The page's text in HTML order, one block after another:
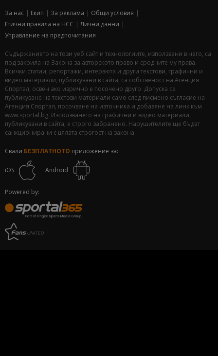
За нас Екип За рекламa
Общи условия
Етични правила на НСС
Лични данни
Управление на предпочитания
Съдържанието на този уеб сайт и технологиите, използвани в него, са
под закрила на Закона за авторското право и сродните му права.
Всички статии, репортажи, интервюта и други текстови, графични и
видео материали, публикувани в сайта, са собственост на Агенция
Спортал, освен ако изрично е посочено друго. Допуска се
публикуване на текстови материали само след писмено съгласие на
Агенция Спортал, посочване на източника и добавяне на линк към
www.sportal.bg. Използването на графични и видео материали,
публикувани в сайта, е строго забранено. Нарушителите ще бъдат
санкционирани с цялата строгост на закона.
Свали БЕЗПЛАТНОТО приложение за:
iOS Android
Powered by: